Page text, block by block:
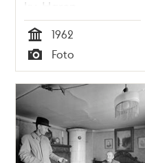
kv. Haren
Tid
1962
Typ
Foto